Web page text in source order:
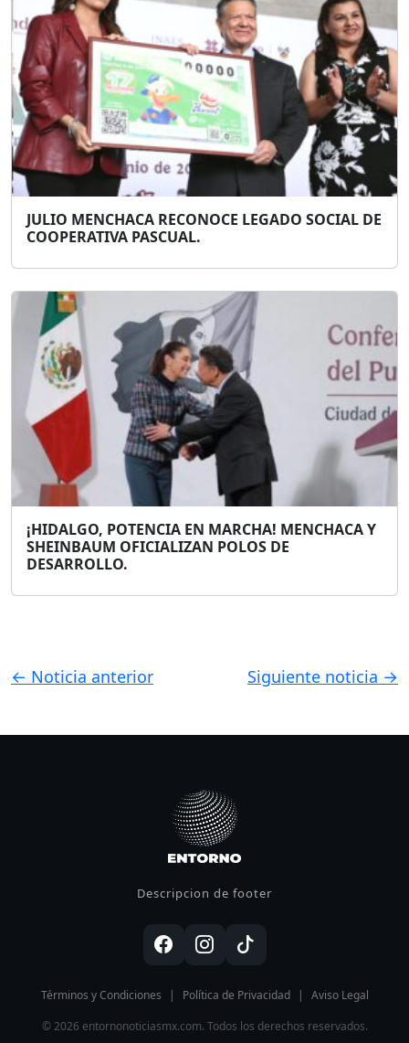
JULIO MENCHACA RECONOCE LEGADO SOCIAL DE
COOPERATIVA PASCUAL.
¡HIDALGO, POTENCIA EN MARCHA! MENCHACA Y
SHEINBAUM OFICIALIZAN POLOS DE
DESARROLLO.
← Noticia anterior Siguiente noticia →
Descripcion de footer
Términos y Condiciones | Política de Privacidad |
Aviso Legal
© 2026 entornonoticiasmx.com. Todos los derechos reservados.